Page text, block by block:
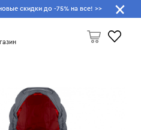
скидки до -75% на все! >>